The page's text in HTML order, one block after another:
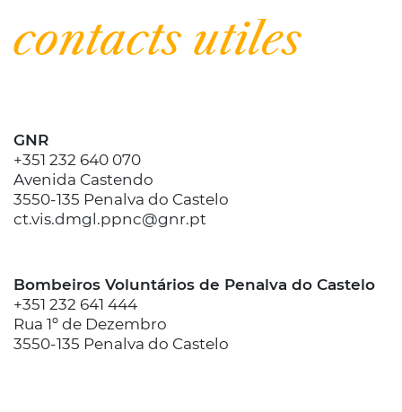
contacts utiles
GNR
+351 232 640 070
Avenida Castendo
3550-135 Penalva do Castelo
ct.vis.dmgl.ppnc@gnr.pt
Bombeiros Voluntários de Penalva do Castelo
+351 232 641 444
Rua 1º de Dezembro
3550-135 Penalva do Castelo